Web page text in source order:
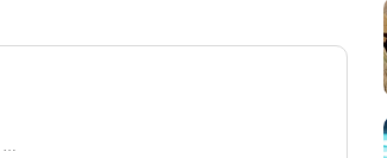
Travis Fimmel